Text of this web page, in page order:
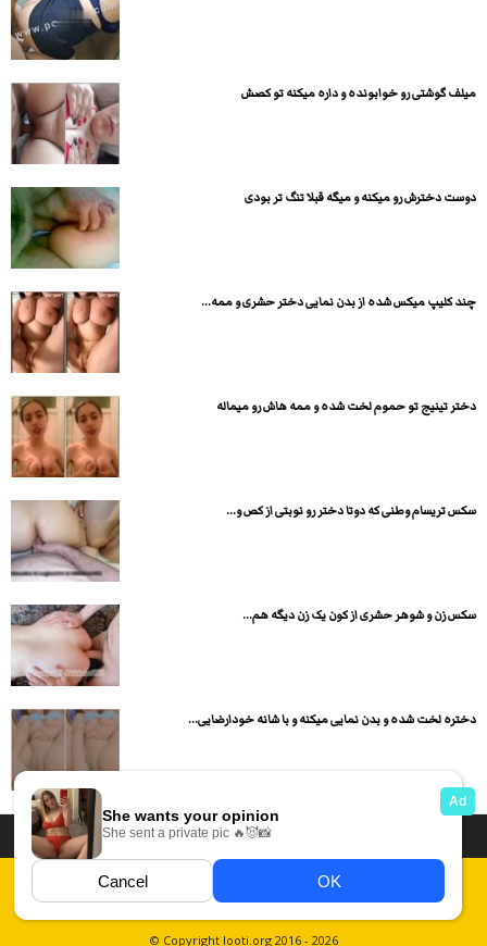
میلف گوشتی رو خوابونده و داره میکنه تو کصش
دوست دخترش رو میکنه و میگه قبلا تنگ تر بودی
چند کلیپ میکس شده از بدن نمایی دختر حشری و ممه...
دختر تینیج تو حموم لخت شده و ممه هاش رو میماله
سکس تریسام وطنی که دوتا دختر رو نوبتی از کص و...
سکس زن و شوهر حشری از کون یک زن دیگه هم...
دختره لخت شده و بدن نمایی میکنه و با شانه خودارضایی...
دسته بندی فیلم های سکسی
داستان سکسی ایرانی
عکس سکسی ایرانی
فیلم های سکسی زهرا قوانین
Report Abuse
© Copyright looti.org 2016 - 2026